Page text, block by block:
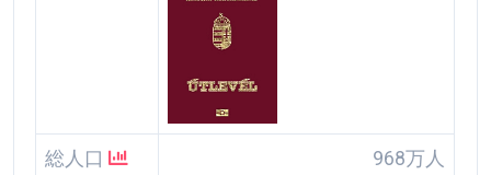
総人口 968万人